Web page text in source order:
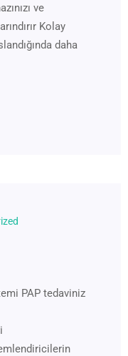
ve
Kolay
daha
PAP tedaviniz